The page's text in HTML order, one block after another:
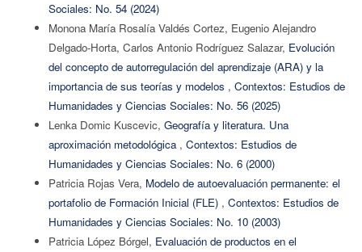
Sociales: No. 54 (2024)
Monona María Rosalía Valdés Cortez, Eugenio Alejandro
Delgado-Horta, Carlos Antonio Rodríguez Salazar, Evolución
del concepto de autorregulación del aprendizaje (ARA) y la
importancia de sus teorías y modelos , Contextos: Estudios de
Humanidades y Ciencias Sociales: No. 56 (2025)
Lenka Domic Kuscevic, Geografía y literatura. Una
aproximación metodológica , Contextos: Estudios de
Humanidades y Ciencias Sociales: No. 6 (2000)
Patricia Rojas Vera, Modelo de autoevaluación permanente: el
portafolio de Formación Inicial (FLE) , Contextos: Estudios de
Humanidades y Ciencias Sociales: No. 10 (2003)
Patricia López Bórgel, Evaluación de productos en el